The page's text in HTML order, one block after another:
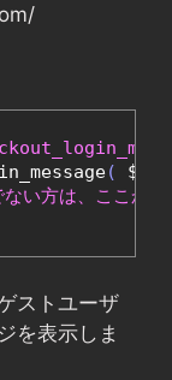
(
い方は、ここか
ストユーザ
を表示しま